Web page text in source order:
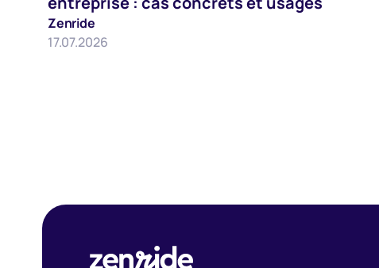
Zenride
17.07.2026